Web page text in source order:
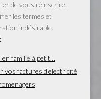
de vous réinscrire.
les termes et
indésirable.
famille à petit…
factures d’électricité